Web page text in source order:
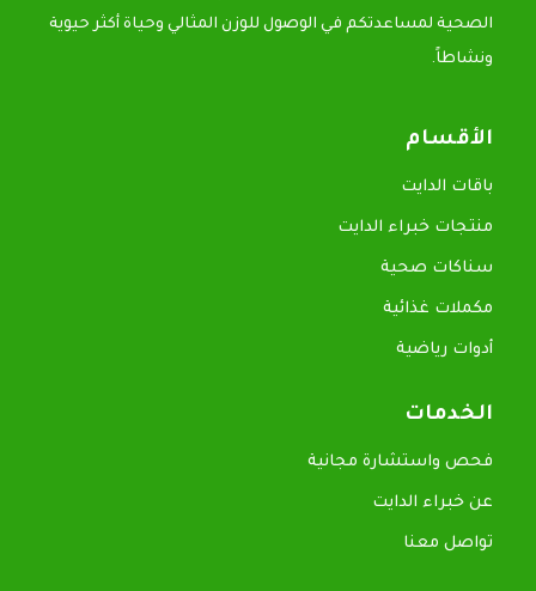
الصحية لمساعدتكم في الوصول للوزن المثالي وحياة أكثر حيوية
ونشاطاً.
الأقسام
باقات الدايت
منتجات خبراء الدايت
سناكات صحية
مكملات غذائية
أدوات رياضية
الخدمات
فحص واستشارة مجانية
عن خبراء الدايت
تواصل معنا